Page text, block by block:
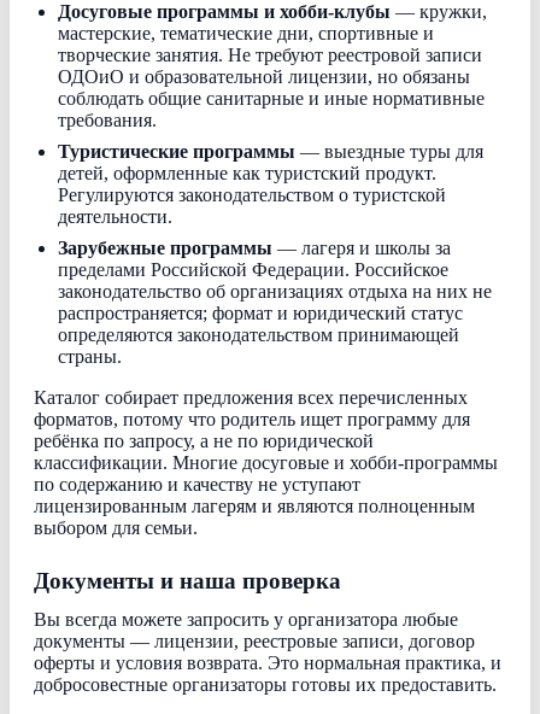
Досуговые программы и хобби-клубы — кружки,
мастерские, тематические дни, спортивные и
творческие занятия. Не требуют реестровой записи
ОДОиО и образовательной лицензии, но обязаны
соблюдать общие санитарные и иные нормативные
требования.
Туристические программы — выездные туры для
детей, оформленные как туристский продукт.
Регулируются законодательством о туристской
деятельности.
Зарубежные программы — лагеря и школы за
пределами Российской Федерации. Российское
законодательство об организациях отдыха на них не
распространяется; формат и юридический статус
определяются законодательством принимающей
страны.
Каталог собирает предложения всех перечисленных
форматов, потому что родитель ищет программу для
ребёнка по запросу, а не по юридической
классификации. Многие досуговые и хобби-программы
по содержанию и качеству не уступают
лицензированным лагерям и являются полноценным
выбором для семьи.
Документы и наша проверка
Вы всегда можете запросить у организатора любые
документы — лицензии, реестровые записи, договор
оферты и условия возврата. Это нормальная практика, и
добросовестные организаторы готовы их предоставить.